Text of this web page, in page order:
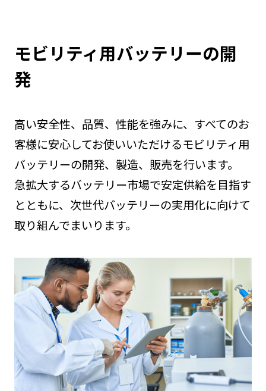
モビリティ用バッテリーの開
発
高い安全性、品質、性能を強みに、すべてのお
客様に安心してお使いいただけるモビリティ用
バッテリーの開発、製造、販売を行います。
急拡大するバッテリー市場で安定供給を目指す
とともに、次世代バッテリーの実用化に向けて
取り組んでまいります。